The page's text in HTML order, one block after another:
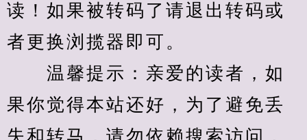
读！如果被转码了请退出转码或
者更换浏揽器即可。
温馨提示：亲爱的读者，如
果你觉得本站还好，为了避免丢